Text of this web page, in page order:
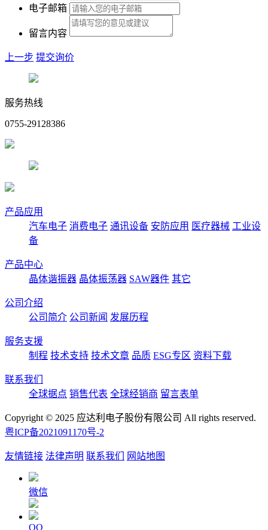
电子邮箱
留言内容
上一步 提交询价
服务热线
0755-29128386
产品应用
汽车电子 消费电子 通讯设备 安防应用 医疗器械 工业设
备
产品中心
晶体谐振器 晶体振荡器 SAW器件 其它
公司介绍
公司简介 公司新闻 发展历程
服务支援
制程 技术支持 技术文章 品质 ESG专区 资料下载
联系我们
全球据点 销售代表 全球经销商 留言表单
Copyright © 2025 应达利电子股份有限公司 All rights reserved.
粤ICP备2021091170号-2
友情链接 法律声明 联系我们 网站地图
微信
QQ